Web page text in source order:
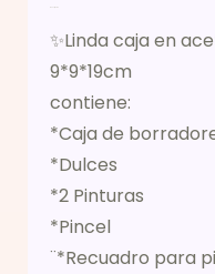
✨Linda caja en
9*9*19cm
contiene:
*Caja de
*Dulces
*2 Pinturas
*Pincel
¨*Recuadro para